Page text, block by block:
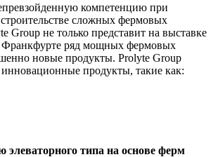
компетенцию при
сложных фермовых
Group не только представит на выставке
Франкфурте ряд мощных фермовых
новые продукты. Prolyte Group
продукты, такие как:
элеваторного типа на основе ферм